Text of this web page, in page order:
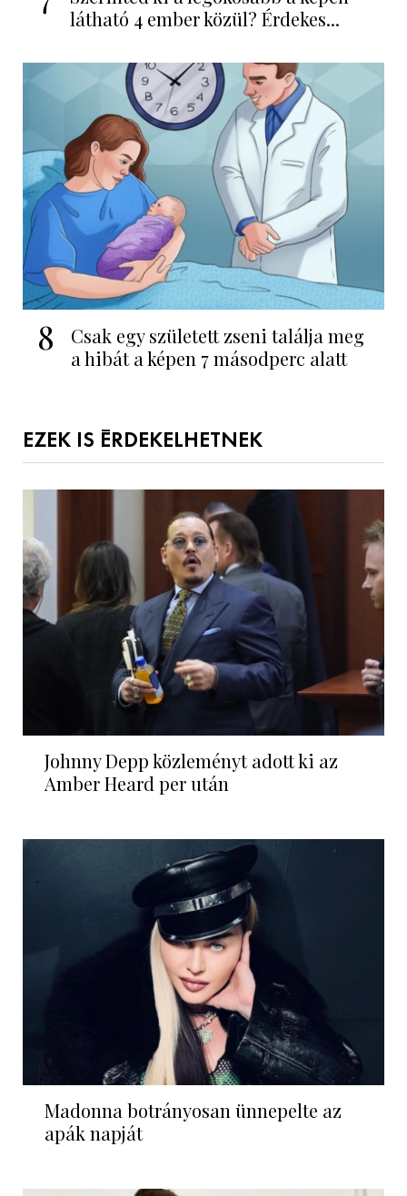
látható 4 ember közül? Érdekes...
8
Csak egy született zseni találja meg
a hibát a képen 7 másodperc alatt
EZEK IS ÉRDEKELHETNEK
Johnny Depp közleményt adott ki az
Amber Heard per után
Madonna botrányosan ünnepelte az
apák napját